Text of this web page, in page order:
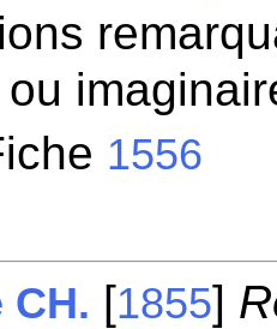
ou
1556
CH. [1855]